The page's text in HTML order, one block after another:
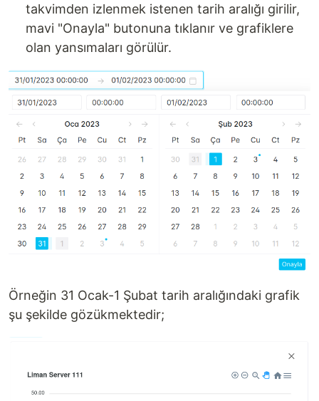
takvimden izlenmek istenen tarih aralığı girilir,
mavi "Onayla" butonuna tıklanır ve grafiklere
olan yansımaları görülür.
Örneğin 31 Ocak-1 Şubat tarih aralığındaki grafik
şu şekilde gözükmektedir;